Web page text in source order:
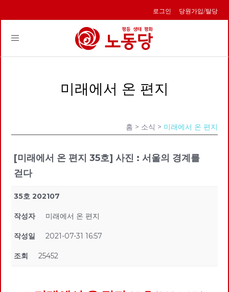
로그인 당원가입/탈당
Toggle
미래에서 온 편지
홈 > 소식 > 미래에서 온 편지
[미래에서 온 편지 35호] 사진 : 서울의 경계를
걷다
35호 202107
작성자 미래에서 온 편지
작성일 2021-07-31 16:57
조회 25452